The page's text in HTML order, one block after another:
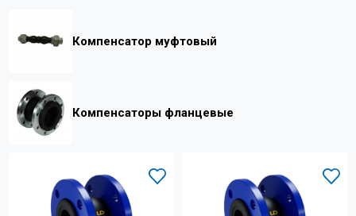
Объекты
Партнеры
Компенсатор муфтовый
Компенсаторы фланцевые